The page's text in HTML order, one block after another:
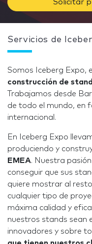
Solicitar
Servicios de
Somos Iceberg Expo,
construcción de
Trabajamos desde
de todo el mundo, en
internacional.
En Iceberg Expo
produciendo y
EMEA. Nuestra
conseguir que sus
quiere mostrar al
cualquier tipo de
máxima calidad y
nuestros stands sean
innovadores y sobre